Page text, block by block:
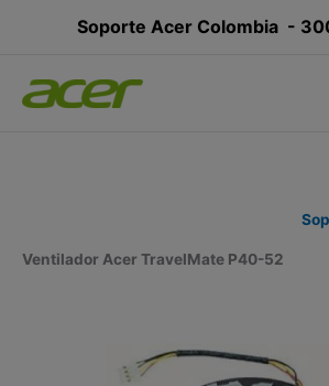
Soporte Acer Colombia -
Ventilador Acer TravelMate P40-52